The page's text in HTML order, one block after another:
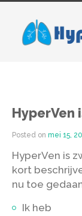
HyperVen
Posted on mei 15,
HyperVen is
kort
nu toe
Ik heb